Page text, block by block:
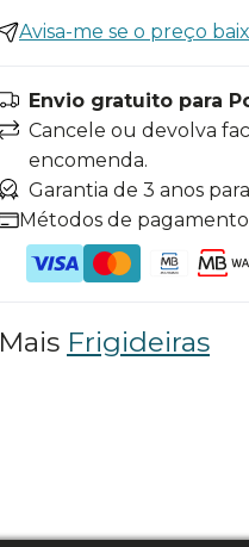
Avisa-me se o preço
Envio gratuito para
Cancele ou devolva
encomenda.
Garantia de 3 anos
Métodos de pagamento
Mais Frigideiras